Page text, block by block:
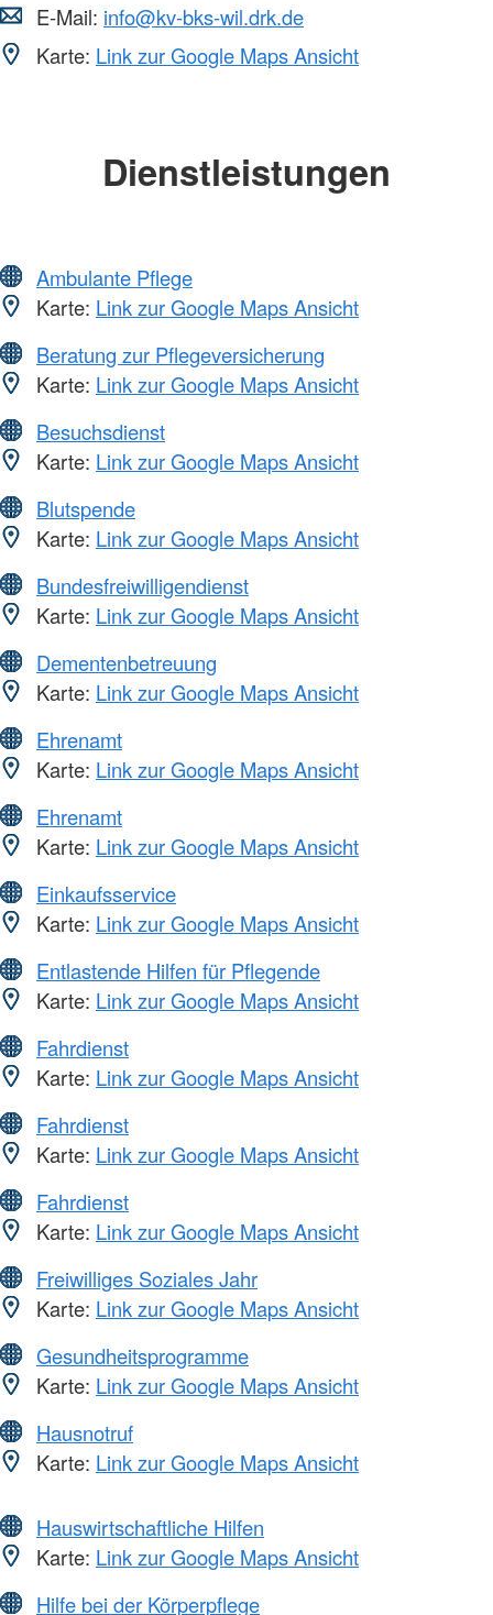
E-Mail: info@kv-bks-wil.drk.de
Karte: Link zur Google Maps Ansicht
Dienstleistungen
Ambulante Pflege
Karte: Link zur Google Maps Ansicht
Beratung zur Pflegeversicherung
Karte: Link zur Google Maps Ansicht
Besuchsdienst
Karte: Link zur Google Maps Ansicht
Blutspende
Karte: Link zur Google Maps Ansicht
Bundesfreiwilligendienst
Karte: Link zur Google Maps Ansicht
Dementenbetreuung
Karte: Link zur Google Maps Ansicht
Ehrenamt
Karte: Link zur Google Maps Ansicht
Ehrenamt
Karte: Link zur Google Maps Ansicht
Einkaufsservice
Karte: Link zur Google Maps Ansicht
Entlastende Hilfen für Pflegende
Karte: Link zur Google Maps Ansicht
Fahrdienst
Karte: Link zur Google Maps Ansicht
Fahrdienst
Karte: Link zur Google Maps Ansicht
Fahrdienst
Karte: Link zur Google Maps Ansicht
Freiwilliges Soziales Jahr
Karte: Link zur Google Maps Ansicht
Gesundheitsprogramme
Karte: Link zur Google Maps Ansicht
Hausnotruf
Karte: Link zur Google Maps Ansicht
Hauswirtschaftliche Hilfen
Karte: Link zur Google Maps Ansicht
Hilfe bei der Körperpflege